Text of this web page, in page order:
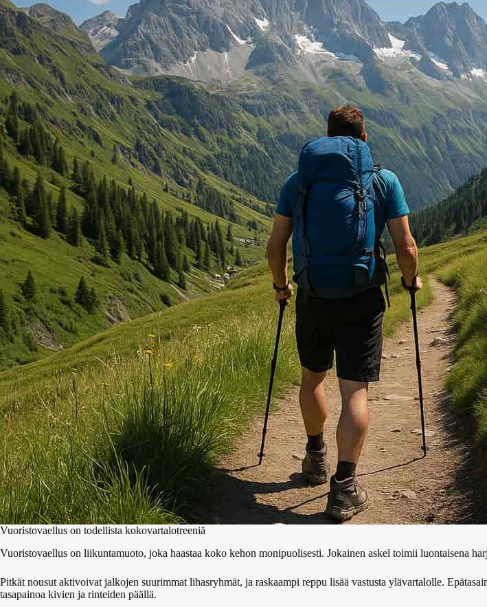
Vuoristovaellus on todellista kokovartalotreeniä
Vuoristovaellus on liikuntamuoto, joka haastaa koko kehon monipuolisesti. Jokainen askel toimii luontaisena
Pitkät nousut aktivoivat jalkojen suurimmat lihasryhmät, ja raskaampi reppu lisää vastusta ylävartalolle.
tasapainoa kivien ja rinteiden päällä.